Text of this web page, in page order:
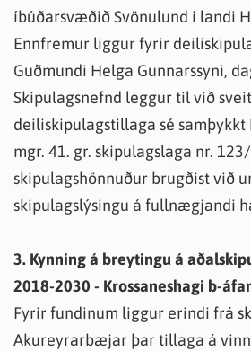
íbúðarsvæðið Svönulund í landi
Ennfremur liggur fyrir
Guðmundi Helga Gunnarssyni,
Skipulagsnefnd leggur til við
deiliskipulagstillaga sé samþykkt
mgr. 41. gr. skipulagslaga nr.
skipulagshönnuður brugðist við
skipulagslýsingu á fullnægjandi
3. Kynning á breytingu á
2018-2030 - Krossaneshagi b-
Fyrir fundinum liggur erindi frá
Akureyrarbæjar þar tillaga á